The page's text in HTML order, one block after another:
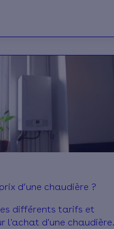
d’une chaudière ?
différents tarifs et
l'achat d'une chaudière.